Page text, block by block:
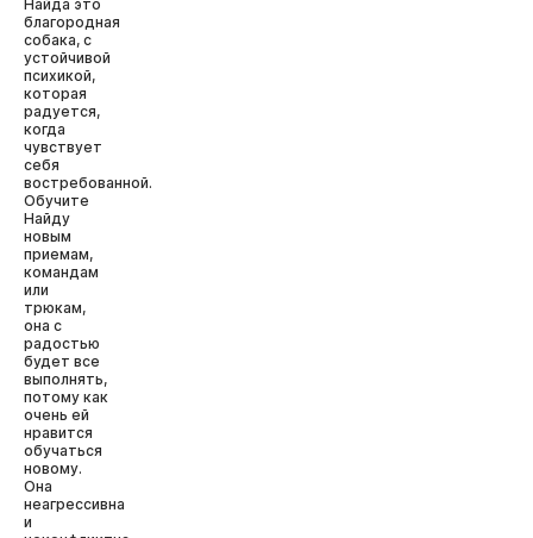
Найда это
благородная
собака, с
устойчивой
психикой,
которая
радуется,
когда
чувствует
себя
востребованной.
Обучите
Найду
новым
приемам,
командам
или
трюкам,
она с
радостью
будет все
выполнять,
потому как
очень ей
нравится
обучаться
новому.
Она
неагрессивна
и